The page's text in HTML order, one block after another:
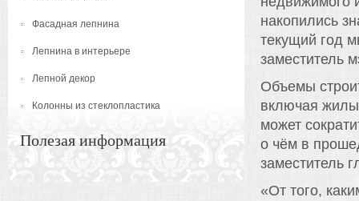
Фасадная лепнина
Лепнина в интерьере
Лепной декор
Колонны из стеклопластика
Полезая информация
накопились
текущий год
заместитель
Объемы
включая
может
о чём в
заместитель
«От того,